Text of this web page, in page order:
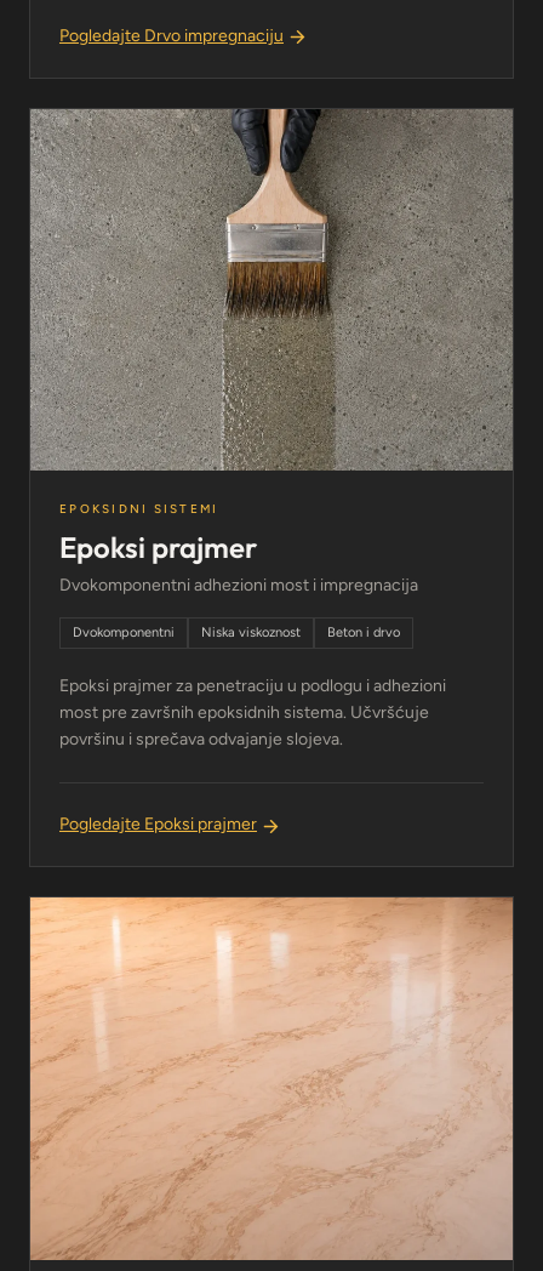
Pogledajte Drvo impregnaciju
EPOKSIDNI SISTEMI
Epoksi prajmer
Dvokomponentni adhezioni most i impregnacija
Dvokomponentni Niska viskoznost Beton i drvo
Epoksi prajmer za penetraciju u podlogu i adhezioni
most pre završnih epoksidnih sistema. Učvršćuje
površinu i sprečava odvajanje slojeva.
Pogledajte Epoksi prajmer